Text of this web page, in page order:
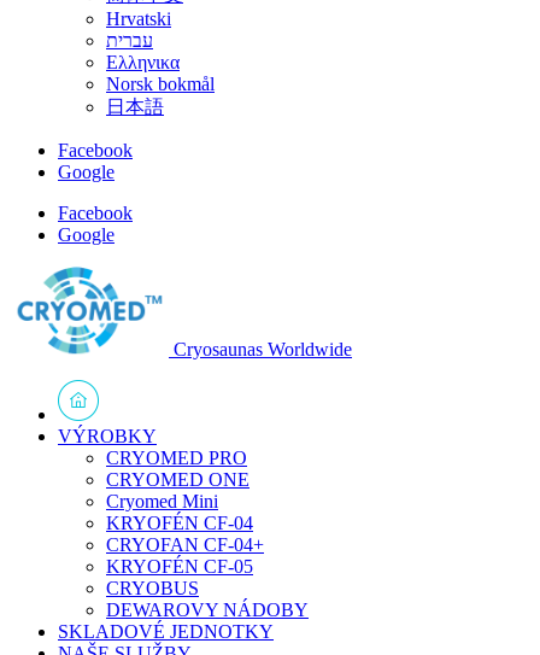
Hrvatski
עברית
Ελληνικα
Norsk bokmål
日本語
Facebook
Google
Facebook
Google
Cryosaunas Worldwide
VÝROBKY
CRYOMED PRO
CRYOMED ONE
Cryomed Mini
KRYOFÉN CF-04
CRYOFAN CF-04+
KRYOFÉN CF-05
CRYOBUS
DEWAROVY NÁDOBY
SKLADOVÉ JEDNOTKY